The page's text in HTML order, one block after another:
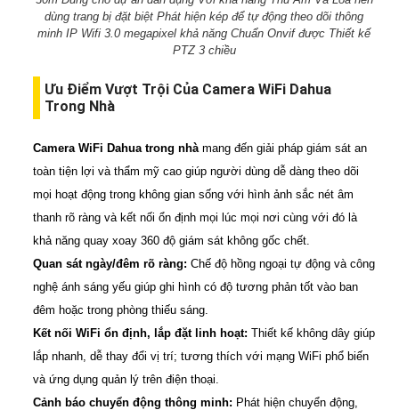
dùng trang bị đặt biệt Phát hiện kép để tự động theo dõi thông
minh IP Wifi 3.0 megapixel khả năng Chuẩn Onvif được Thiết kế
PTZ 3 chiều
Ưu Điểm Vượt Trội Của Camera WiFi Dahua
Trong Nhà
Camera WiFi Dahua trong nhà mang đến giải pháp giám sát an
toàn tiện lợi và thẩm mỹ cao giúp người dùng dễ dàng theo dõi
mọi hoạt động trong không gian sống với hình ảnh sắc nét âm
thanh rõ ràng và kết nối ổn định mọi lúc mọi nơi cùng với đó là
khả năng quay xoay 360 độ giám sát không gốc chết.
Quan sát ngày/đêm rõ ràng: Chế độ hồng ngoại tự động và công
nghệ ánh sáng yếu giúp ghi hình có độ tương phản tốt vào ban
đêm hoặc trong phòng thiếu sáng.
Kết nối WiFi ổn định, lắp đặt linh hoạt: Thiết kế không dây giúp
lắp nhanh, dễ thay đổi vị trí; tương thích với mạng WiFi phổ biến
và ứng dụng quản lý trên điện thoại.
Cảnh báo chuyển động thông minh: Phát hiện chuyển động,